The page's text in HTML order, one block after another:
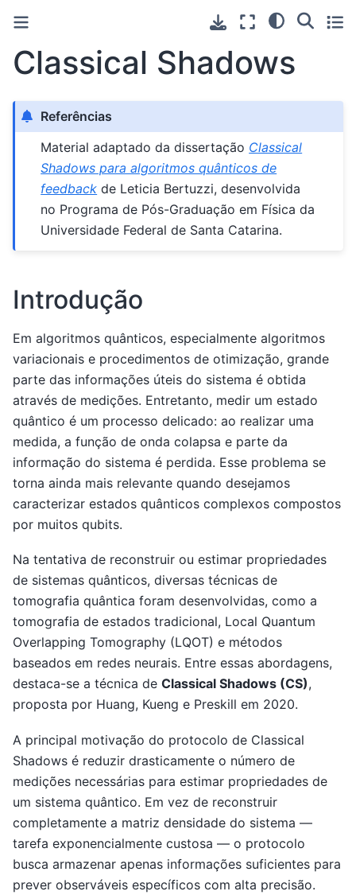
Classical Shadows
Referências
Material adaptado da dissertação Classical
Shadows para algoritmos quânticos de
feedback de Leticia Bertuzzi, desenvolvida
no Programa de Pós-Graduação em Física da
Universidade Federal de Santa Catarina.
Introdução
Em algoritmos quânticos, especialmente algoritmos
variacionais e procedimentos de otimização, grande
parte das informações úteis do sistema é obtida
através de medições. Entretanto, medir um estado
quântico é um processo delicado: ao realizar uma
medida, a função de onda colapsa e parte da
informação do sistema é perdida. Esse problema se
torna ainda mais relevante quando desejamos
caracterizar estados quânticos complexos compostos
por muitos qubits.
Na tentativa de reconstruir ou estimar propriedades
de sistemas quânticos, diversas técnicas de
tomografia quântica foram desenvolvidas, como a
tomografia de estados tradicional, Local Quantum
Overlapping Tomography (LQOT) e métodos
baseados em redes neurais. Entre essas abordagens,
destaca-se a técnica de Classical Shadows (CS),
proposta por Huang, Kueng e Preskill em 2020.
A principal motivação do protocolo de Classical
Shadows é reduzir drasticamente o número de
medições necessárias para estimar propriedades de
um sistema quântico. Em vez de reconstruir
completamente a matriz densidade do sistema —
tarefa exponencialmente custosa — o protocolo
busca armazenar apenas informações suficientes para
prever observáveis específicos com alta precisão.